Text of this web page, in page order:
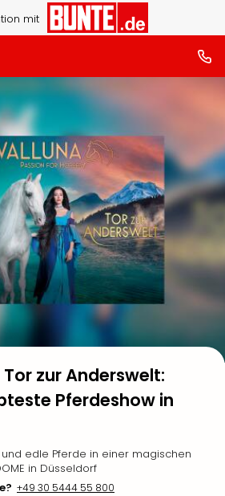
mit
Tor zur Anderswelt:
Pferdeshow in
edle Pferde in einer magischen
in Düsseldorf
+49 30 5444 55 800